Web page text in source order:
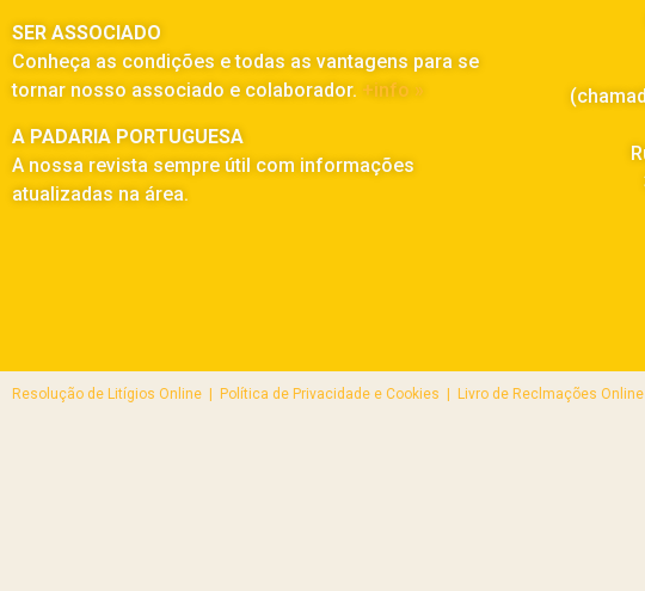
SER ASSOCIADO
Conheça as condições e todas as vantagens para se
tornar nosso associado e colaborador. +info »
A PADARIA PORTUGUESA
A nossa revista sempre útil com informações
atualizadas na área.
Resolução de Litígios Online | Política de Privacidade e Cookies | Livro de Reclmações Online